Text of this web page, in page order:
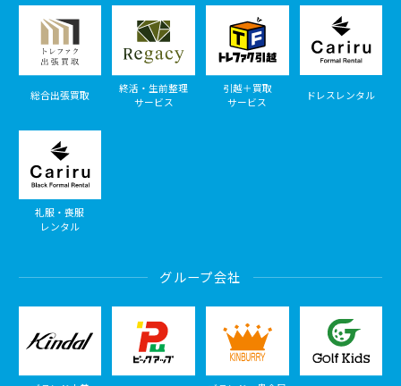
総合出張買取
終活・生前整理
サービス
引越＋買取
サービス
ドレスレンタル
礼服・喪服
レンタル
グループ会社